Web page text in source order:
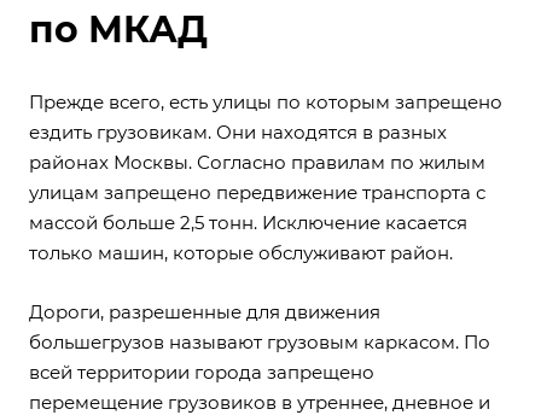
по МКАД
Прежде всего, есть улицы по которым запрещено
ездить грузовикам. Они находятся в разных
районах Москвы. Согласно правилам по жилым
улицам запрещено передвижение транспорта с
массой больше 2,5 тонн. Исключение касается
только машин, которые обслуживают район.
Дороги, разрешенные для движения
большегрузов называют грузовым каркасом. По
всей территории города запрещено
перемещение грузовиков в утреннее, дневное и